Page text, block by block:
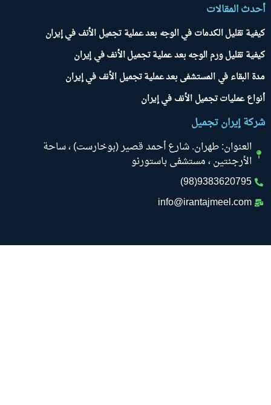
المقالات
تقليل الكدمات في الوجه بعد عملية تجميل الأنف في إيران
تقليل ورم الوجه بعد عملية تجميل الأنف في إيران
البقاء في المستشفى بعد عملية تجميل الأنف في إيران
عمليات تجميل الأنف في إيران
إيران تجميل
العنوان: طهران. شارع أحمد قصير (بوخارست) ، ساحة
الأرجنتين ، مستشفى باستورنو
9383620795(98)
info@irantajmeel.com